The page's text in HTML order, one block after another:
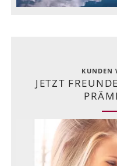
KUNDEN
JETZT